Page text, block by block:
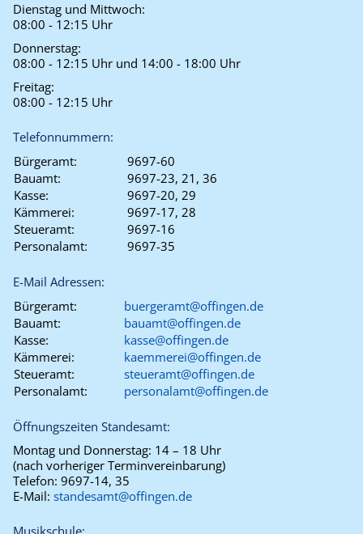
Dienstag und Mittwoch:
08:00 - 12:15 Uhr
Donnerstag:
08:00 - 12:15 Uhr und 14:00 - 18:00 Uhr
Freitag:
08:00 - 12:15 Uhr
Telefonnummern:
Bürgeramt:
9697-60
Bauamt:
9697-23, 21, 36
Kasse:
9697-20, 29
Kämmerei:
9697-17, 28
Steueramt:
9697-16
Personalamt:
9697-35
E-Mail Adressen:
Bürgeramt:
buergeramt@offingen.de
Bauamt:
bauamt@offingen.de
Kasse:
kasse@offingen.de
Kämmerei:
kaemmerei@offingen.de
Steueramt:
steueramt@offingen.de
Personalamt:
personalamt@offingen.de
Öffnungszeiten Standesamt:
Montag und Donnerstag: 14 – 18 Uhr
(nach vorheriger Terminvereinbarung)
Telefon: 9697-14, 35
E-Mail: standesamt@offingen.de